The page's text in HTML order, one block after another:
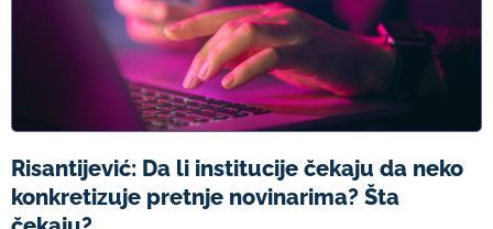
Risantijević: Da li institucije čekaju da neko
konkretizuje pretnje novinarima? Šta